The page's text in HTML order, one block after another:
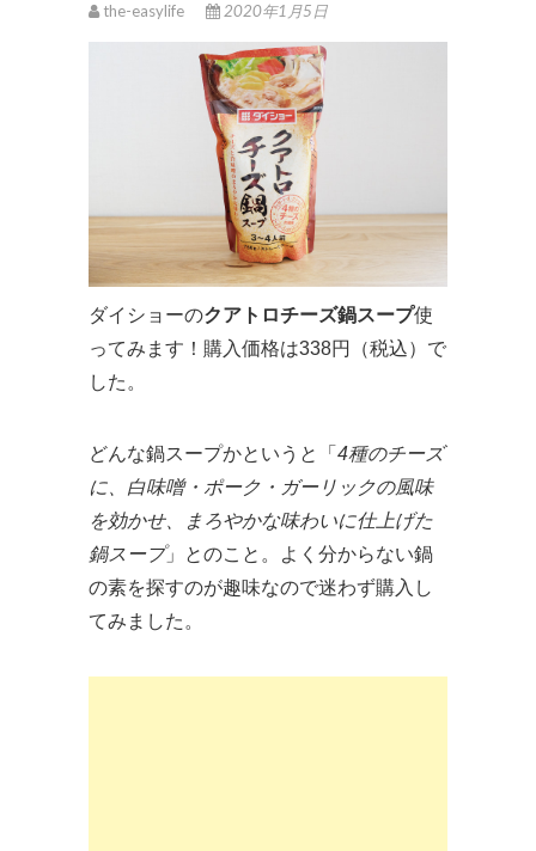
the-easylife 2020年1月5日
ダイショーのクアトロチーズ鍋スープ使
ってみます！購入価格は338円（税込）で
した。
どんな鍋スープかというと「 4種のチーズ
に、白味噌・ポーク・ガーリックの風味
を効かせ、まろやかな味わいに仕上げた
鍋スープ」とのこと。よく分からない鍋
の素を探すのが趣味なので迷わず購入し
てみました。